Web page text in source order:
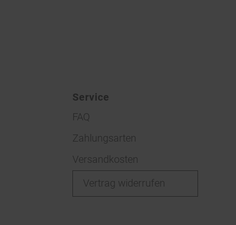
Service
FAQ
Zahlungsarten
Versandkosten
Vertrag widerrufen